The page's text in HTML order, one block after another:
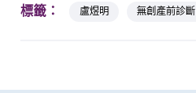
標籤： 盧煜明 無創產前診斷